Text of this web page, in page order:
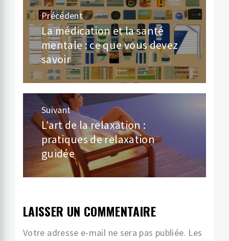
Navigation
de
l’article
Précédent
Article
précédent:
La médication et la santé
mentale : ce que vous devez
savoir
Suivant
Article
suivant:
L’art de la relaxation :
pratiques de relaxation
guidée
LAISSER UN COMMENTAIRE
Votre adresse e-mail ne sera pas publiée. Les